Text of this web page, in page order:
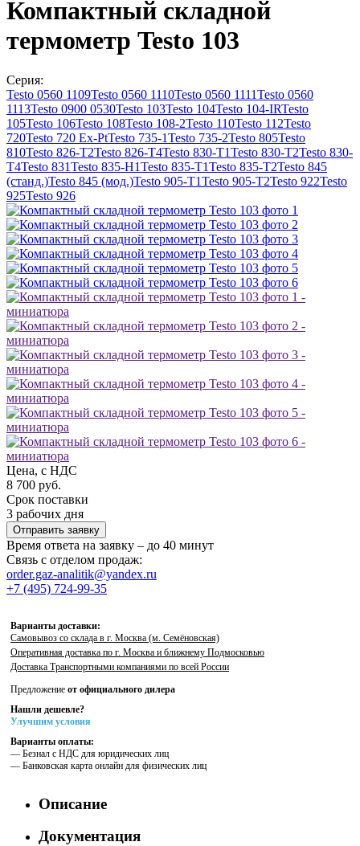
Компактный складной
термометр Testo 103
Серия:
Testo 0560 1109Testo 0560 1110Testo 0560 1111Testo 0560
1113Testo 0900 0530Testo 103Testo 104Testo 104-IRTesto
105Testo 106Testo 108Testo 108-2Testo 110Testo 112Testo
720Testo 720 Ex-PtTesto 735-1Testo 735-2Testo 805Testo
810Testo 826-T2Testo 826-T4Testo 830-T1Testo 830-T2Testo 830-
T4Testo 831Testo 835-H1Testo 835-T1Testo 835-T2Testo 845
(станд.)Testo 845 (мод.)Testo 905-T1Testo 905-T2Testo 922Testo
925Testo 926
Цена, с НДС
8 700 руб.
Срок поставки
3 рабочих дня
Отправить заявку
Время ответа на заявку – до 40 минут
Связь с отделом продаж:
order.gaz-analitik@yandex.ru
+7 (495) 724-99-35
Варианты доставки:
Самовывоз со склада в г. Москва (м. Семёновская)
Оперативная доставка по г. Москва и ближнему Подмосковью
Доставка Транспортными компаниями по всей России
Предложение от официального дилера
Нашли дешевле?
Улучшим условия
Варианты оплаты:
— Безнал с НДС для юридических лиц
— Банковская карта онлайн для физических лиц
Описание
Документация